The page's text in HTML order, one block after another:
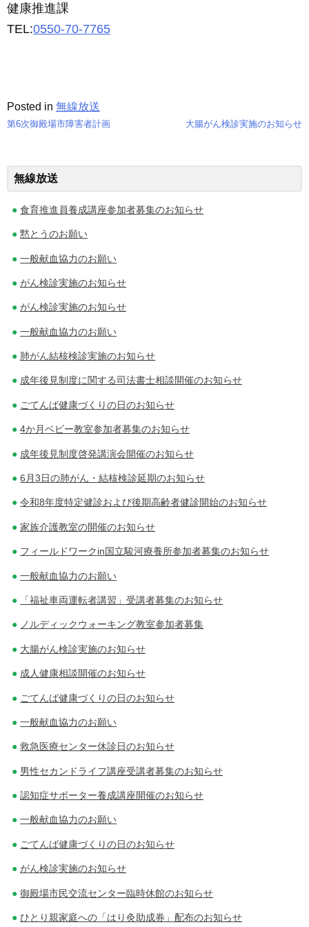
健康推進課
TEL:0550-70-7765
Posted in 無線放送
稿
ナ
第6次御殿場市障害者計画 大腸がん検診実施のお知らせ
無線放送
食育推進員養成講座参加者募集のお知らせ
黙とうのお願い
一般献血協力のお願い
がん検診実施のお知らせ
がん検診実施のお知らせ
一般献血協力のお願い
肺がん結核検診実施のお知らせ
成年後見制度に関する司法書士相談開催のお知らせ
ごてんば健康づくりの日のお知らせ
4か月ベビー教室参加者募集のお知らせ
成年後見制度啓発講演会開催のお知らせ
6月3日の肺がん・結核検診延期のお知らせ
令和8年度特定健診および後期高齢者健診開始のお知らせ
家族介護教室の開催のお知らせ
フィールドワークin国立駿河療養所参加者募集のお知らせ
一般献血協力のお願い
「福祉車両運転者講習」受講者募集のお知らせ
ノルディックウォーキング教室参加者募集
大腸がん検診実施のお知らせ
成人健康相談開催のお知らせ
ごてんば健康づくりの日のお知らせ
一般献血協力のお願い
救急医療センター休診日のお知らせ
男性セカンドライフ講座受講者募集のお知らせ
認知症サポーター養成講座開催のお知らせ
一般献血協力のお願い
ごてんば健康づくりの日のお知らせ
がん検診実施のお知らせ
御殿場市民交流センター臨時休館のお知らせ
ひとり親家庭への「はり灸助成券」配布のお知らせ